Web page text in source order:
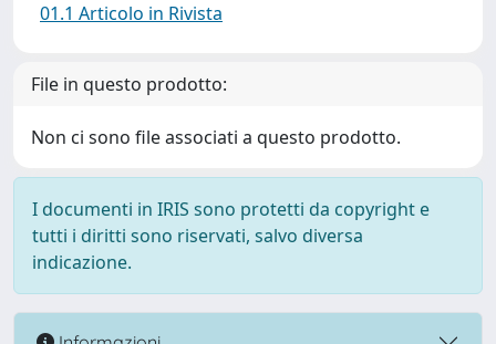
01.1 Articolo in Rivista
File in questo prodotto:
Non ci sono file associati a questo prodotto.
I documenti in IRIS sono protetti da copyright e
tutti i diritti sono riservati, salvo diversa
indicazione.